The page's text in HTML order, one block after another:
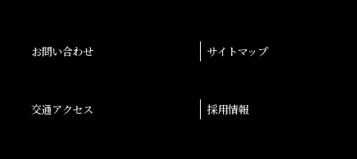
お問い合わせ サイトマップ
交通アクセス 採用情報